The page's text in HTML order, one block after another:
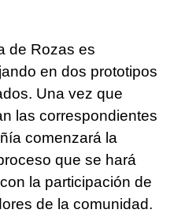
de Rozas es
en dos prototipos
Una vez que
las correspondientes
comenzará la
que se hará
la participación de
de la comunidad.